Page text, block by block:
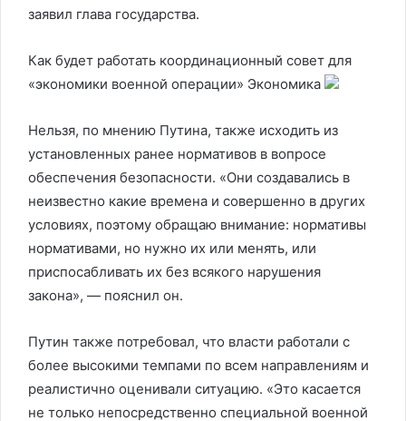
заявил глава государства.
Как будет работать координационный совет для
«экономики военной операции» Экономика
Нельзя, по мнению Путина, также исходить из
установленных ранее нормативов в вопросе
обеспечения безопасности. «Они создавались в
неизвестно какие времена и совершенно в других
условиях, поэтому обращаю внимание: нормативы
нормативами, но нужно их или менять, или
приспосабливать их без всякого нарушения
закона», — пояснил он.
Путин также потребовал, что власти работали с
более высокими темпами по всем направлениям и
реалистично оценивали ситуацию. «Это касается
не только непосредственно специальной военной